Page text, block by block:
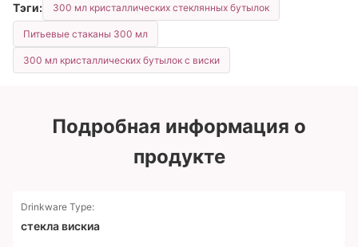
Тэги: 300 мл кристаллических стеклянных бутылок
Питьевые стаканы 300 мл
300 мл кристаллических бутылок с виски
Подробная информация о
продукте
Drinkware Type:
стекла вискиа